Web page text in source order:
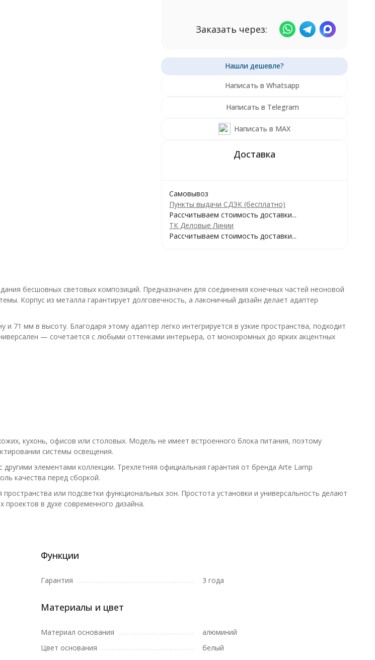
Заказать через:
Написать в Whatsapp
Написать в Telegram
Написать в MAX
Самовывоз
Пункты выдачи СДЭК (бесплатно)
Рассчитываем стоимость доставки...
ТК Деловые Линии
Рассчитываем стоимость доставки...
бесшовных световых композиций. Предназначен для соединения конечных частей неоновой
Корпус из металла гарантирует долговечность, а лаконичный дизайн делает адаптер
мм в высоту. Благодаря этому адаптер легко интегрируется в узкие пространства, подходит
— сочетается с любыми оттенками интерьера, от монохромных до ярких акцентных
кухонь, офисов или столовых. Модель не имеет встроенного блока питания, поэтому
системы освещения.
элементами коллекции. Трехлетняя официальная гарантия от бренда Arte Lamp
качества перед сборкой.
или подсветки функциональных зон. Простота установки и универсальность делают
в духе современного дизайна.
Функции
Гарантия 3 года
Материалы и цвет
Материал основания
алюминий
Цвет основания
белый